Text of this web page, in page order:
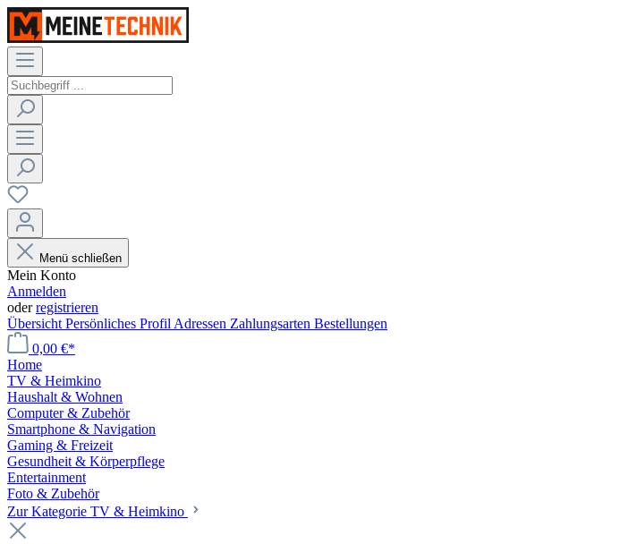
Menü schließen
Mein Konto
Anmelden
oderregistrieren
Übersicht Persönliches Profil Adressen Zahlungsarten Bestellungen
0,00 €*
Home
TV & Heimkino
Haushalt & Wohnen
Computer & Zubehör
Smartphone & Navigation
Gaming & Freizeit
Gesundheit & Körperpflege
Entertainment
Foto & Zubehör
Zur Kategorie TV & Heimkino